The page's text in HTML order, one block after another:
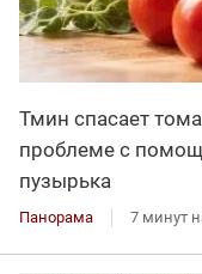
Тмин спасает
проблеме с
пузырька
Панорама 7 минут